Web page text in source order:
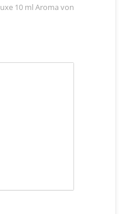
10 ml Aroma von